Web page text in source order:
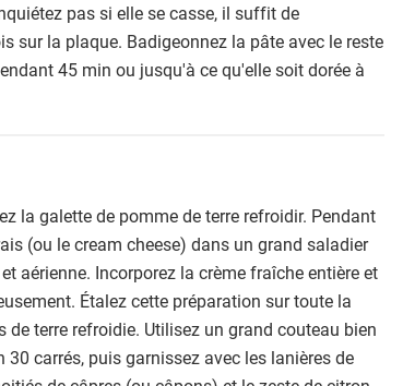
pas si elle se casse, il suffit de
sur la plaque. Badigeonnez la pâte avec le reste
45 min ou jusqu'à ce qu'elle soit dorée à
la galette de pomme de terre refroidir. Pendant
(ou le cream cheese) dans un grand saladier
aérienne. Incorporez la crème fraîche entière et
Étalez cette préparation sur toute la
terre refroidie. Utilisez un grand couteau bien
carrés, puis garnissez avec les lanières de